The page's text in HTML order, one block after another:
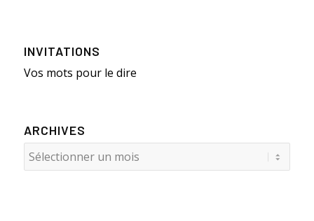
INVITATIONS
Vos mots pour le dire
ARCHIVES